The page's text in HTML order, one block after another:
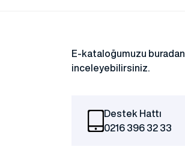
E-kataloğumuzu buradan
inceleyebilirsiniz.
Destek Hattı
0216 396 32 33